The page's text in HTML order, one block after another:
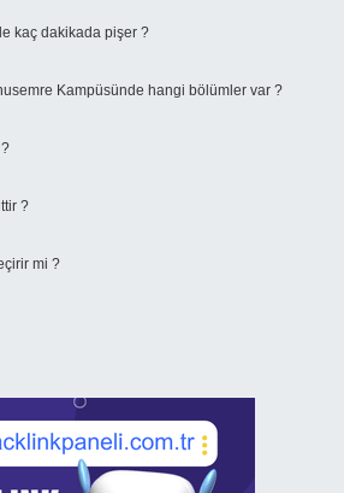
kaç dakikada pişer ?
Kampüsünde hangi bölümler var ?
?
mi ?